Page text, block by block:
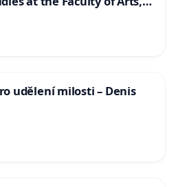
udělení milosti – Denis